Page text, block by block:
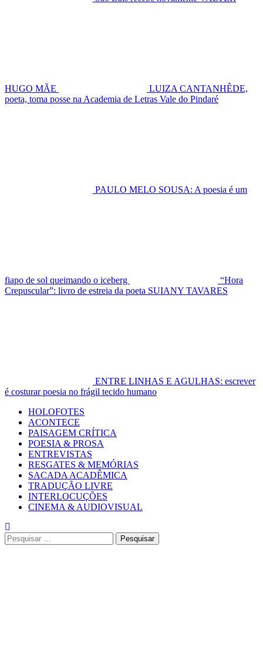
HUGO MÃE
LUIZA CANTANHÊDE,
poeta, toma posse na Academia de Letras Vale do Pindaré
PAULO MELO SOUSA: A poesia é um
fiapo de sol queimando o iceberg
“Hora
Crepuscular”: livro de estreia da poeta SUIANY TAVARES
ENTRE LINHAS E AGULHAS: escrever
é costurar poesia no frágil tecido humano
Primary
Menu
HOLOFOTES
ACONTECE
PAISAGEM CRÍTICA
POESIA & PROSA
ENTREVISTAS
RESGATES & MEMÓRIAS
SACADA ACADÊMICA
TRADUÇÃO LIVRE
INTERLOCUÇÕES
CINEMA & AUDIOVISUAL
Pesquisar
por: